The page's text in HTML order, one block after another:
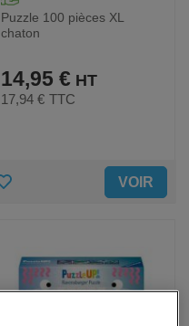
Puzzle 100 pièces XL
chaton
14,95 €
17,94 € TTC
AJOUTER VOIR